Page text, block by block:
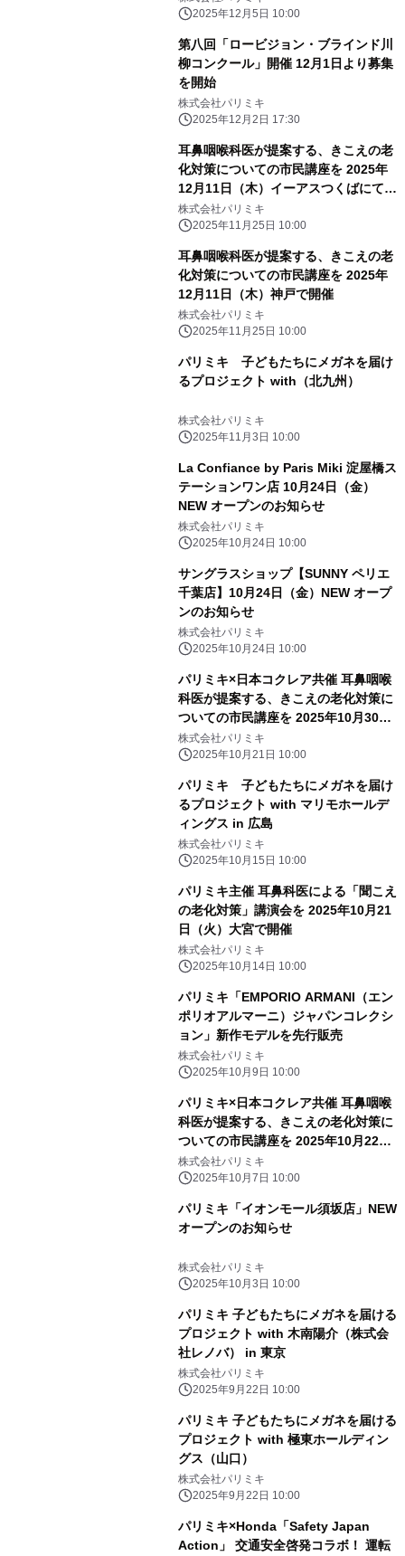
2025年12月5日 10:00
第八回「ロービジョン・ブラインド川
柳コンクール」開催 12月1日より募集
を開始
株式会社パリミキ
2025年12月2日 17:30
耳鼻咽喉科医が提案する、きこえの老
化対策についての市民講座を 2025年
12月11日（木）イーアスつくばにて開
催
株式会社パリミキ
2025年11月25日 10:00
耳鼻咽喉科医が提案する、きこえの老
化対策についての市民講座を 2025年
12月11日（木）神戸で開催
株式会社パリミキ
2025年11月25日 10:00
パリミキ 子どもたちにメガネを届け
るプロジェクト with（北九州）
株式会社パリミキ
2025年11月3日 10:00
La Confiance by Paris Miki 淀屋橋ス
テーションワン店 10月24日（金）
NEW オープンのお知らせ
株式会社パリミキ
2025年10月24日 10:00
サングラスショップ【SUNNY ペリエ
千葉店】10月24日（金）NEW オープ
ンのお知らせ
株式会社パリミキ
2025年10月24日 10:00
パリミキ×日本コクレア共催 耳鼻咽喉
科医が提案する、きこえの老化対策に
ついての市民講座を 2025年10月30日
（木）開催
株式会社パリミキ
2025年10月21日 10:00
パリミキ 子どもたちにメガネを届け
るプロジェクト with マリモホールデ
ィングス in 広島
株式会社パリミキ
2025年10月15日 10:00
パリミキ主催 耳鼻科医による「聞こえ
の老化対策」講演会を 2025年10月21
日（火）大宮で開催
株式会社パリミキ
2025年10月14日 10:00
パリミキ「EMPORIO ARMANI（エン
ポリオアルマーニ）ジャパンコレクシ
ョン」新作モデルを先行販売
株式会社パリミキ
2025年10月9日 10:00
パリミキ×日本コクレア共催 耳鼻咽喉
科医が提案する、きこえの老化対策に
ついての市民講座を 2025年10月22日
（水）開催
株式会社パリミキ
2025年10月7日 10:00
パリミキ「イオンモール須坂店」NEW
オープンのお知らせ
株式会社パリミキ
2025年10月3日 10:00
パリミキ 子どもたちにメガネを届ける
プロジェクト with 木南陽介（株式会
社レノバ） in 東京
株式会社パリミキ
2025年9月22日 10:00
パリミキ 子どもたちにメガネを届ける
プロジェクト with 極東ホールディン
グス（山口）
株式会社パリミキ
2025年9月22日 10:00
パリミキ×Honda「Safety Japan
Action」 交通安全啓発コラボ！ 運転